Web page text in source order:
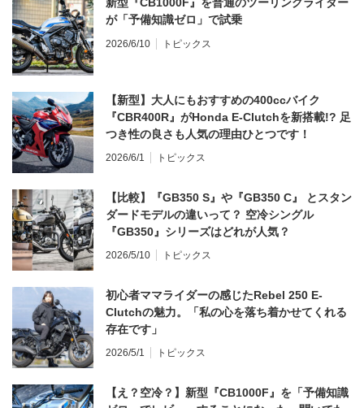
が「予備知識ゼロ」で試乗
2026/6/10 トピックス
【新型】大人にもおすすめの400ccバイク
『CBR400R』がHonda E-Clutchを新搭載!? 足
つき性の良さも人気の理由ひとつです！
2026/6/1 トピックス
【比較】『GB350 S』や『GB350 C』 とスタン
ダードモデルの違いって？ 空冷シングル
『GB350』シリーズはどれが人気？
2026/5/10 トピックス
初心者ママライダーの感じたRebel 250 E-
Clutchの魅力。「私の心を落ち着かせてくれる
存在です」
2026/5/1 トピックス
【え？空冷？】新型『CB1000F』を「予備知識